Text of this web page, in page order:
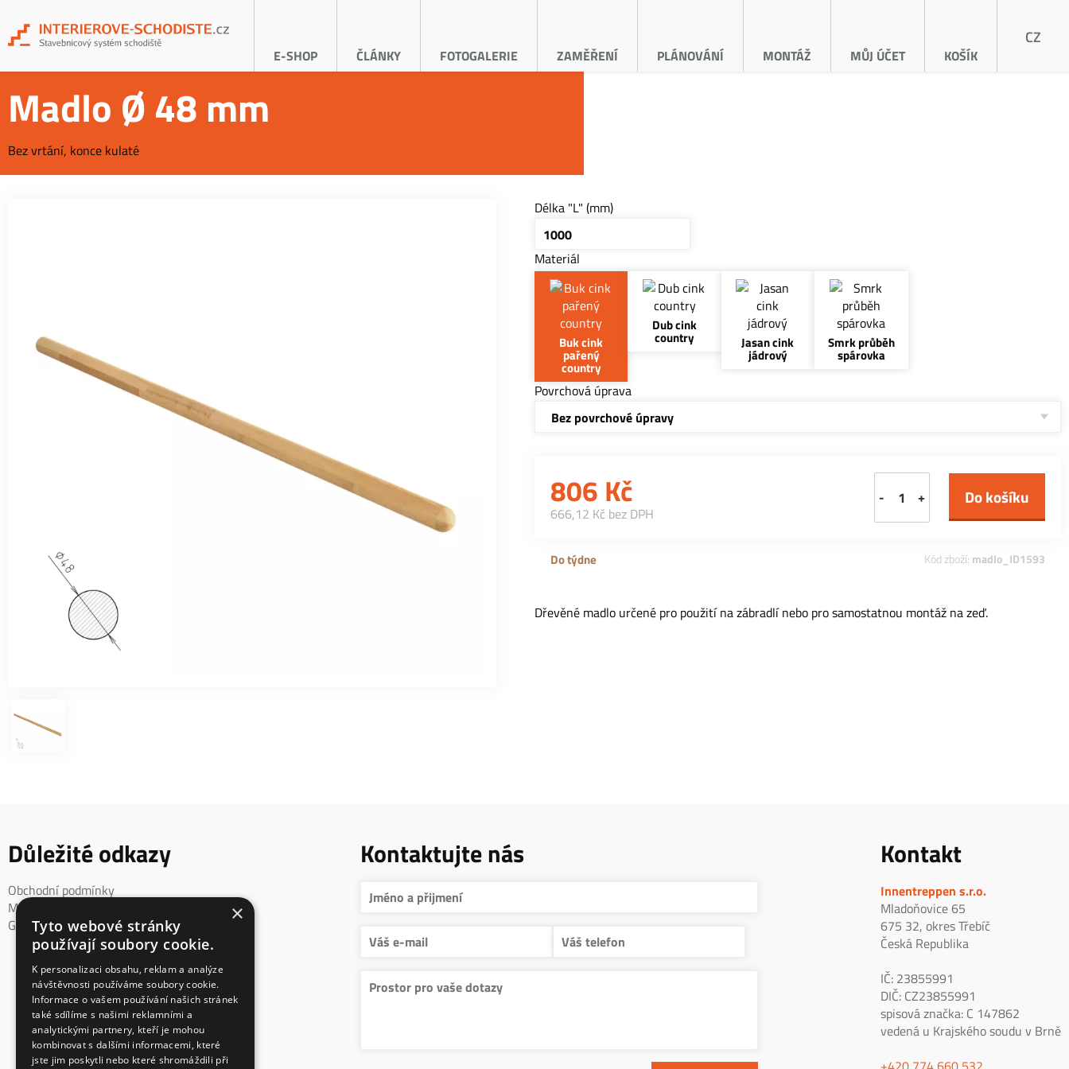
E-SHOP ČLÁNKY FOTOGALERIE ZAMĚŘENÍ PLÁNOVÁNÍ MONTÁŽ MŮJ ÚČET KOŠÍK
CZ
Madlo Ø 48 mm
Bez vrtání, konce kulaté
Délka "L" (mm)
Materiál
Buk cink
pařený
country
Dub cink
country Jasan cink
jádrový
Smrk průběh
spárovka
Povrchová úprava
Bez povrchové úpravy
806 Kč
666,12 Kč bez DPH
- +
Do týdne Kód zboží: madlo_ID1593
Dřevěné madlo určené pro použití na zábradlí nebo pro samostatnou montáž na zeď.
Důležité odkazy
Obchodní podmínky
Mimosoudní řešení spotřebitelského sporu
GDPR
Kontaktujte nás Kontakt
Innentreppen s.r.o.
Mladoňovice 65
675 32, okres Třebíč
Česká Republika
IČ: 23855991
DIČ: CZ23855991
spisová značka: C 147862
vedená u Krajského soudu v Brně
×
Tyto webové stránky
používají soubory cookie.
K personalizaci obsahu, reklam a analýze
návštěvnosti používáme soubory cookie.
Informace o vašem používání našich stránek
také sdílíme s našimi reklamními a
analytickými partnery, kteří je mohou
kombinovat s dalšími informacemi, které
jste jim poskytli nebo které shromáždili při